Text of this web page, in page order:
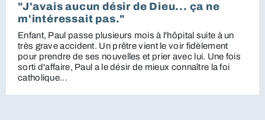
"J'avais aucun désir de Dieu... ça ne
m'intéressait pas."
Enfant, Paul passe plusieurs mois à l'hôpital suite à un
très grave accident. Un prêtre vient le voir fidèlement
pour prendre de ses nouvelles et prier avec lui. Une fois
sorti d'affaire, Paul a le désir de mieux connaître la foi
catholique...